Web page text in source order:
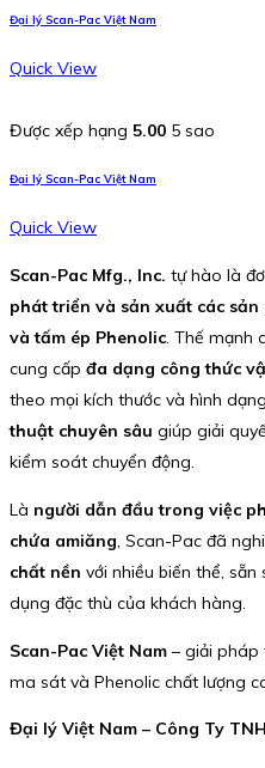
Đại lý Scan-Pac Việt Nam
Quick View
Được xếp hạng 5.00 5 sao
Đại lý Scan-Pac Việt Nam
Quick View
Scan-Pac Mfg., Inc. tự hào là
phát triển và sản xuất các
và tấm ép Phenolic. Thế mạnh
cung cấp đa dạng công thức
theo mọi kích thước và hình
thuật chuyên sâu giúp giải
kiểm soát chuyển động.
Là người dẫn đầu trong việc
chứa amiăng, Scan-Pac đã
chất nền với nhiều biến thể,
dụng đặc thù của khách hàng.
Scan-Pac Việt Nam – giải pháp
ma sát và Phenolic chất lượng
Đại lý Việt Nam – Công Ty